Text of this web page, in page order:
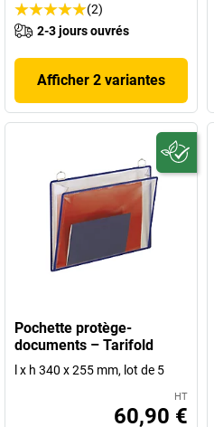
(2)
2-3 jours ouvrés
Afficher 2 variantes
Pochette protège-
documents – Tarifold
l x h 340 x 255 mm, lot de 5
HT
60,90 €